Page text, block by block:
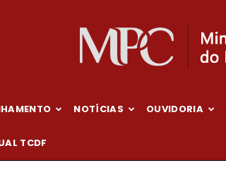
NOTÍCIAS OUVIDORIA
TCDF